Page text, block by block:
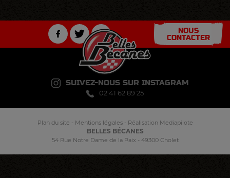
NOUS
CONTACTER
SUIVEZ-NOUS SUR INSTAGRAM
02 41 62 89 25
Plan du site - Mentions légales- Réalisation Mediapilote
BELLES BÉCANES
54 Rue Notre Dame de la Paix - 49300 Cholet